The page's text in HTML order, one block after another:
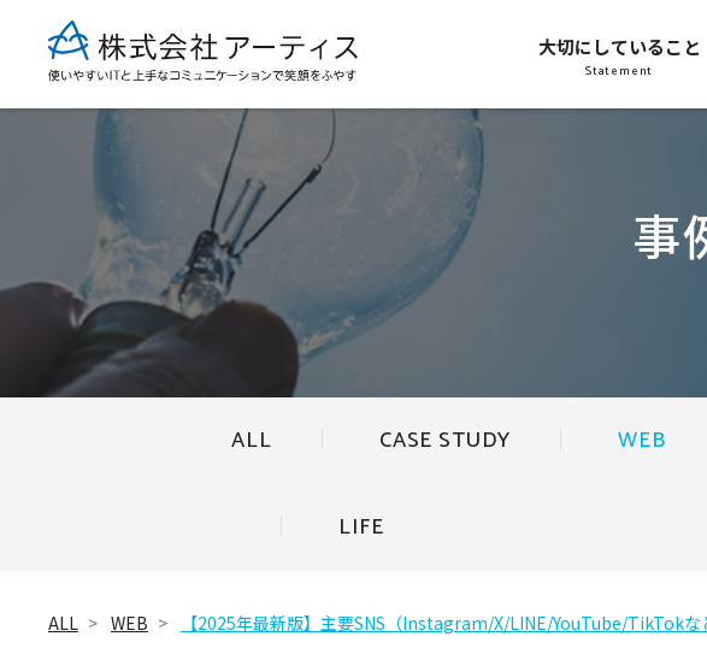
大切にしていること
Statement
事
ALL CASE STUDY WEB
LIFE
ALL WEB 【2025年最新版】主要SNS（Instagram/X/LINE/YouTube/TikTok